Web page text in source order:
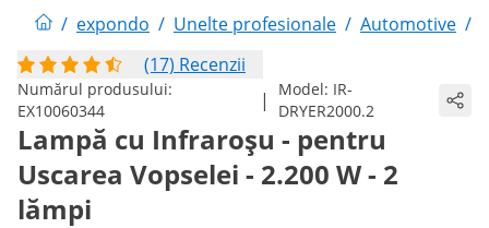
/ expondo / Unelte profesionale / Automotive /
(17) Recenzii
Numărul produsului:
EX10060344
| Model: IR-
DRYER2000.2
Lampă cu Infraroșu - pentru
Uscarea Vopselei - 2.200 W - 2
lămpi